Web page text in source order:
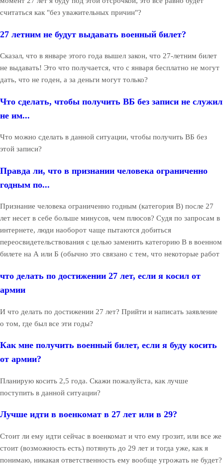
считаться как "без уважительных причин"?
27 летним не будут выдавать военный билет?
Сказал, что в январе этого года вышел закон, что 27-летним билет
не выдавать! Это что получается, что с января бесплатно не могут
дать, что не годен, а за деньги могут только?
Что сделать, чтобы получить ВБ без записи не служил
не им...
Что можно сделать в данной ситуации, чтобы получить ВБ без
этой записи?
Правда ли, что в признании человека ограниченно
годным по...
Признание человека ограниченно годным (категория В) после 27
лет несет в себе больше минусов, чем плюсов? Судя по запросам в
интернете, люди наоборот чаще пытаются добиться
переосвидетельствования с целью заменить категорию В в военном
билете на А или Б (обычно это связано с тем, что некоторые работ
что делать по достижении 27 лет, если я косил от
армии
И что делать по достижении 27 лет? Прийти и написать заявление
о том, где был все эти годы?
Как мне получить военный билет, если я буду косить
от армии?
Планирую косить 2,5 года. Скажи пожалуйста, как лучше
поступить в данной ситуации?
Лучше идти в военкомат в 27 лет или в 29?
Стоит ли ему идти сейчас в военкомат и что ему грозит, или все же
стоит (возможность есть) потянуть до 29 лет и тогда уже, как я
понимаю, никакая ответственность ему вообще угрожать не будет?